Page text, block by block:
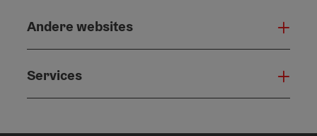
Andere websites
Services